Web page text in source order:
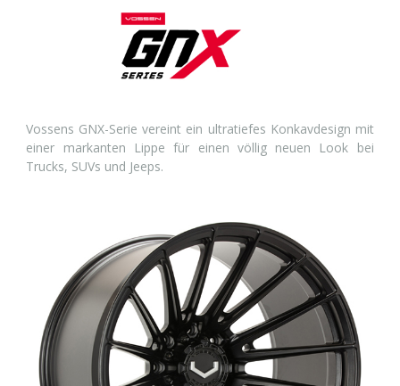
Vossens GNX-Serie vereint ein ultratiefes Konkavdesign mit
einer markanten Lippe für einen völlig neuen Look bei
Trucks, SUVs und Jeeps.